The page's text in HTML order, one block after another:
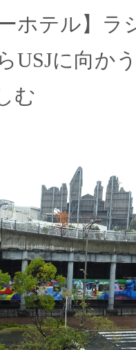
ホテル】ラ
USJに向か
む